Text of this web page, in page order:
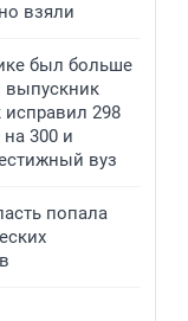
взяли
был больше
выпускник
исправил 298
300 и
вуз
попала